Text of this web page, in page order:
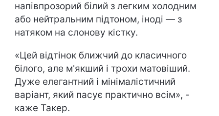
напівпрозорий білий з легким холодним
або нейтральним підтоном, іноді — з
натяком на слонову кістку.
«Цей відтінок ближчий до класичного
білого, але м'якший і трохи матовіший.
Дуже елегантний і мінімалістичний
варіант, який пасує практично всім», -
каже Такер.